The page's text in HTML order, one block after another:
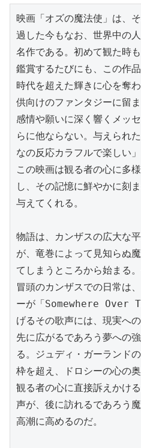
映画「オズの魔法使」は、
過した今もなお、世界中の
名作である。初めて観た時
鑑賞するたびにも、この作
時代を超えた輝きに心を奪
供向けのファンタジーに留
感情や願いに深く響くメッ
らに他ならない。与えられ
なの反応カラフルで楽しい
この映画は観る者の心に多
し、その記憶に鮮やかに刻
与えてくれる。
物語は、カンザスの広大な
が、竜巻によって見知らぬ
てしまうところから始まる
冒頭のカンザスでの日常は
ーが「Somewhere Over
げるその歌声には、現実へ
先に広がるであろう夢への
る。ジュディ・ガーランド
枠を超え、ドロシーの心の
観る者の心に直接訴えかけ
声が、後に訪れるであろう
高潮に高めるのだ。